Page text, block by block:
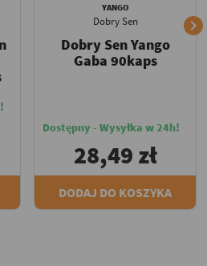
YANGO
Dobry Sen
Dobry Sen Yango
Gaba 90kaps
Dostępny - Wysyłka w 24h!
28,49 zł
DODAJ DO KOSZYKA
